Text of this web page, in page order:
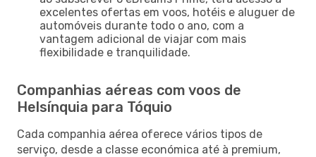
excelentes ofertas em voos, hotéis e aluguer de
automóveis durante todo o ano, com a
vantagem adicional de viajar com mais
flexibilidade e tranquilidade.
Companhias aéreas com voos de
Helsínquia para Tóquio
Cada companhia aérea oferece vários tipos de
serviço, desde a classe económica até à premium,